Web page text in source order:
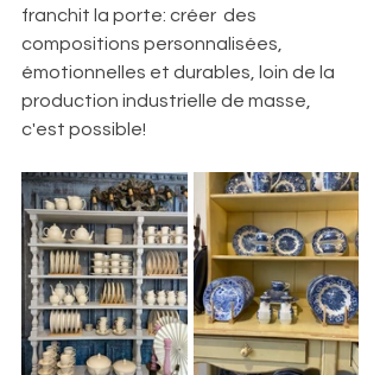
franchit la porte: créer  des
compositions personnalisées,
émotionnelles et durables, loin de la
production industrielle de masse,
c'est possible!